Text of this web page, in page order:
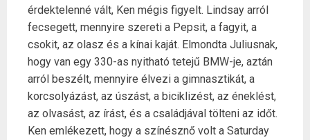
érdektelenné vált, Ken mégis figyelt. Lindsay arról
fecsegett, mennyire szereti a Pepsit, a fagyit, a
csokit, az olasz és a kínai kaját. Elmondta Juliusnak,
hogy van egy 330-as nyitható tetejű BMW-je, aztán
arról beszélt, mennyire élvezi a gimnasztikát, a
korcsolyázást, az úszást, a biciklizést, az éneklést,
az olvasást, az írást, és a családjával tölteni az időt.
Ken emlékezett, hogy a színésznő volt a Saturday